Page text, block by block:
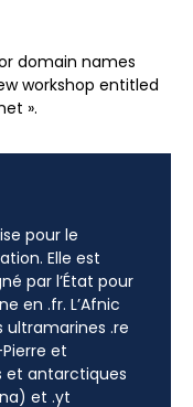
domain names
workshop entitled
».
pour le
Elle est
par l’État pour
en .fr. L’Afnic
ultramarines .re
et
et antarctiques
et .yt